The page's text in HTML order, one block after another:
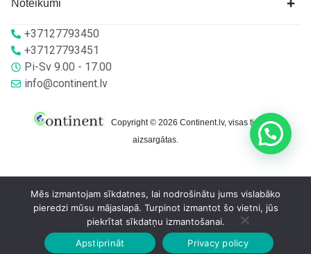
Noteikumi
+37127793450
+37127793451
Pi-Sv 9.00 - 17.00
info@continent.lv
Copyright © 2026 Continent.lv, visas tiesības
aizsargātas.
Sākumlapa Veikalā Grozs
Mēs izmantojam sīkdatnes, lai nodrošinātu jums vislabāko
pieredzi mūsu mājaslapā. Turpinot izmantot šo vietni, jūs
piekrītat sīkdatņu izmantošanai.
Apstiprināt
Privacy policy